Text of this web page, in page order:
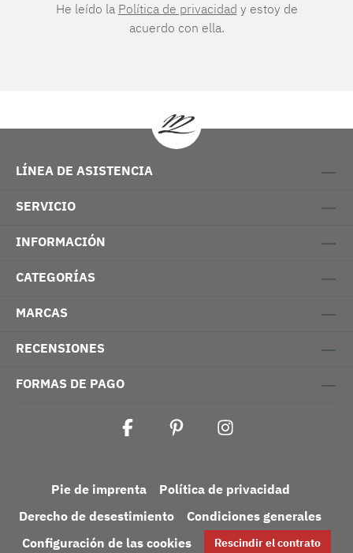
He leído la Política de privacidad y estoy de
acuerdo con ella.
LÍNEA DE ASISTENCIA
SERVICIO
INFORMACIÓN
CATEGORÍAS
MARCAS
RECENSIONES
FORMAS DE PAGO
Pie de imprenta
Política de privacidad
Derecho de desestimiento
Condiciones generales
Configuración de las cookies
Rescindir el contrato